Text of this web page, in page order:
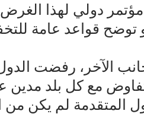
دولي لهذا
توضح قواعد عامة
الآخر، رفضت
مع كل بلد مدين
المتقدمة لم يكن